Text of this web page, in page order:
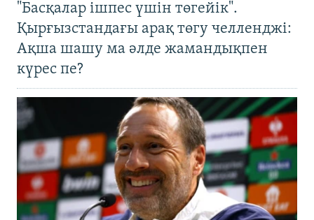
"Басқалар ішпес үшін төгейік".
Қырғызстандағы арақ төгу челленджі:
Ақша шашу ма әлде жамандықпен
күрес пе?